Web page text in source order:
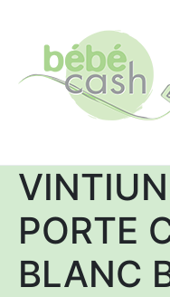
PORTE
BLANC